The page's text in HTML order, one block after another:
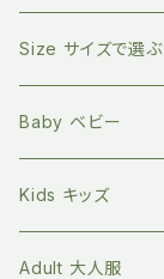
自然素材のキッチ
天然へちまスポンジ
オーガニック100%
プラフリーのステ
GOTS認証 メッシ
バイリンガル絵本(
環境問題関連の本
食べ物の本
ファッションの本
Zoologia ズーロ
Born to Explore
Petites Pommes
mana.ORGANIC
マルチホルダー
地球にやさしく暮ら
マルチレスキューバー
キッチングッズ
親子の絵本時間に
かわいいあの子の
本を読む時間を作
Size サイズで選ぶ
新生児サイズ
60サイズ 3ヶ月
70サイズ 6ヶ月
Baby ベビー
Tops トップス
Long sleeve 長袖
Bottoms ボトムス
Kids キッズ
Tops トップス
Adult 大人服